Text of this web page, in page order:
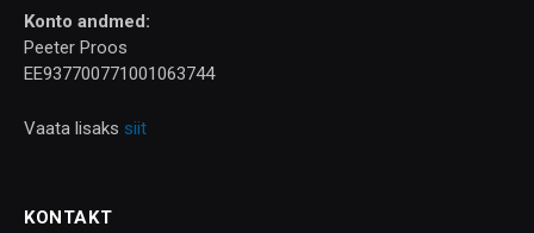
Konto andmed:
Peeter Proos
EE937700771001063744
Vaata lisaks siit
KONTAKT